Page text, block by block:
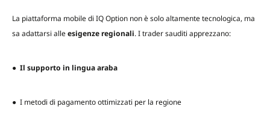
La piattaforma mobile di IQ Option non è solo altamente tecnologica, ma
sa adattarsi alleesigenze regionali. I trader sauditi apprezzano:
● Il supporto in lingua araba
● I metodi di pagamento ottimizzati per la regione